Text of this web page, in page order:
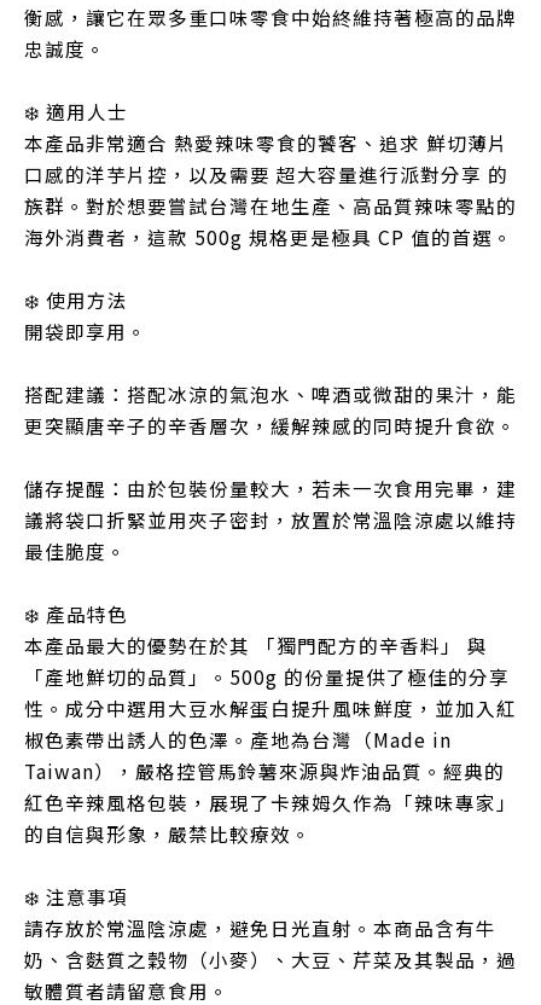
衡感，讓它在眾多重口味零食中始終維持著極高的品牌
忠誠度。
❄️ 適用人士
本產品非常適合 熱愛辣味零食的饕客、追求 鮮切薄片
口感的洋芋片控，以及需要 超大容量進行派對分享 的
族群。對於想要嘗試台灣在地生產、高品質辣味零點的
海外消費者，這款 500g 規格更是極具 CP 值的首選。
❄️ 使用方法
開袋即享用。
搭配建議：搭配冰涼的氣泡水、啤酒或微甜的果汁，能
更突顯唐辛子的辛香層次，緩解辣感的同時提升食欲。
儲存提醒：由於包裝份量較大，若未一次食用完畢，建
議將袋口折緊並用夾子密封，放置於常溫陰涼處以維持
最佳脆度。
❄️ 產品特色
本產品最大的優勢在於其 「獨門配方的辛香料」 與
「產地鮮切的品質」。500g 的份量提供了極佳的分享
性。成分中選用大豆水解蛋白提升風味鮮度，並加入紅
椒色素帶出誘人的色澤。產地為台灣（Made in
Taiwan），嚴格控管馬鈴薯來源與炸油品質。經典的
紅色辛辣風格包裝，展現了卡辣姆久作為「辣味專家」
的自信與形象，嚴禁比較療效。
❄️ 注意事項
請存放於常溫陰涼處，避免日光直射。本商品含有牛
奶、含麩質之穀物（小麥）、大豆、芹菜及其製品，過
敏體質者請留意食用。